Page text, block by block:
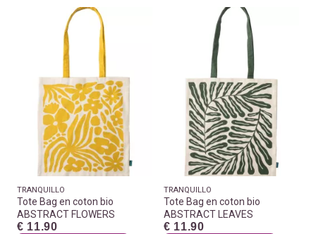
TRANQUILLO
Tote Bag en coton bio
ABSTRACT FLOWERS
€ 11.90
TRANQUILLO
Tote Bag en coton bio
ABSTRACT LEAVES
€ 11.90